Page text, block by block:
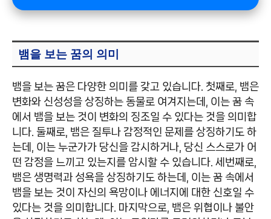
뱀을 보는 꿈의 의미
뱀을 보는 꿈은 다양한 의미를 갖고 있습니다. 첫째로, 뱀은
변화와 신성성을 상징하는 동물로 여겨지는데, 이는 꿈 속
에서 뱀을 보는 것이 변화의 징조일 수 있다는 것을 의미합
니다. 둘째로, 뱀은 질투나 감정적인 문제를 상징하기도 하
는데, 이는 누군가가 당신을 감시하거나, 당신 스스로가 어
떤 감정을 느끼고 있는지를 암시할 수 있습니다. 세번째로,
뱀은 생명력과 성욕을 상징하기도 하는데, 이는 꿈 속에서
뱀을 보는 것이 자신의 욕망이나 에너지에 대한 신호일 수
있다는 것을 의미합니다. 마지막으로, 뱀은 위협이나 불안